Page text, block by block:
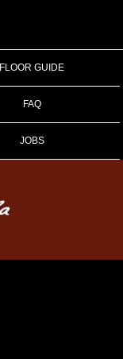
FLOOR GUIDE
FAQ
JOBS